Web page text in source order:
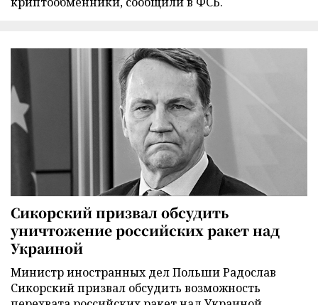
Сикорский призвал обсудить
уничтожение российских ракет над
Украиной
Министр иностранных дел Польши Радослав
Сикорский призвал обсудить возможность